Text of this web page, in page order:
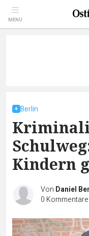
MENÜ
Berlin
Kindern
Von Daniel
0 Kommentare